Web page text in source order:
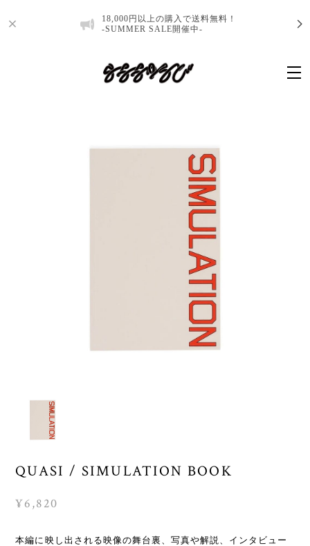
18,000円以上の購入で送料無料！
-SUMMER SALE開催中-
QUASI / SIMULATION BOOK
¥6,820
本編に映し出される映像の舞台裏、写真や解説、インタビュー